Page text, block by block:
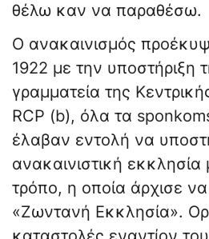
θέλω καν να παραθέσω.
Ο ανακαινισμός
1922 με την υποστήριξη
γραμματεία της
RCP (b), όλα τα
έλαβαν εντολή να
ανακαινιστική
τρόπο, η οποία άρχισε
«Ζωντανή Εκκλησία».